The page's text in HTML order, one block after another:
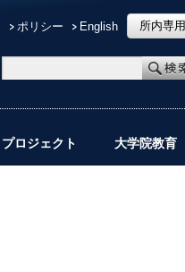
ポリシー English 所内専用
プロジェクト 大学院教育